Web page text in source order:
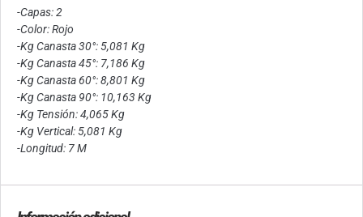
-Capas: 2
-Color: Rojo
-Kg Canasta 30°: 5,081 Kg
-Kg Canasta 45°: 7,186 Kg
-Kg Canasta 60°: 8,801 Kg
-Kg Canasta 90°: 10,163 Kg
-Kg Tensión: 4,065 Kg
-Kg Vertical: 5,081 Kg
-Longitud: 7 M